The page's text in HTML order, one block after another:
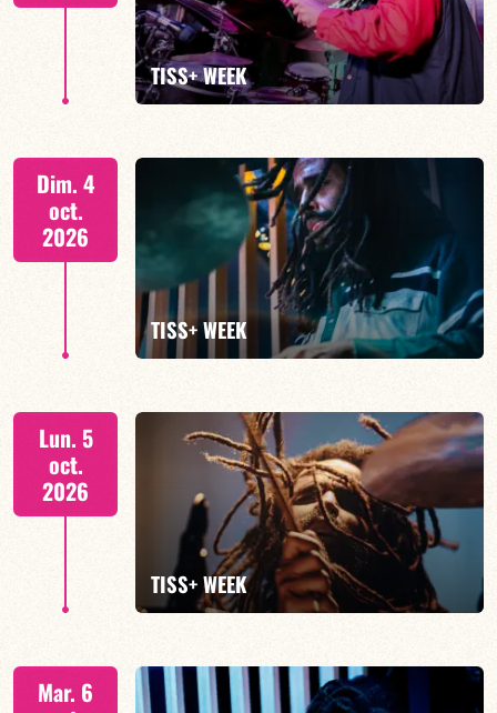
EN SAVOIR PLUS
TISS+ WEEK
Tiss Rodriguez batterie/lead, TBA
EN SAVOIR PLUS
Dim. 4
oct.
2026
TISS+ WEEK
Tiss Rodriguez batterie/lead
EN SAVOIR PLUS
Lun. 5
oct.
2026
TISS+ WEEK
Tiss Rodriguez batterie/lead
Mar. 6